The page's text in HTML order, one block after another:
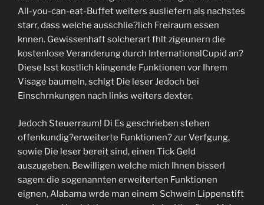
All-you-can-eat-Buffet weiters ausliefern als nachstes
starr, dass welche ausschlie?lich Freiraum essen
knnen. Gewissenhaft solcherart fhlt zigeunern die
kostenlose Veranderung durch InternationalCupid an?
Diese lsst kostlich klingende Funktionen vor Ihrem
Visage baumeln, schlgt Die leser Jedoch bei
Einschrnkungen nach links weiters dexter.
Jedoch Steuerraum! Di Es geschrieben stehen
offenkundig?erweiterte Funktionen? zur Verfgung,
sowie Die leser bereit sind, einen Tick Geld
auszugeben. Bewilligen welche mich Ihnen bisserl
sagen: die sogenannten erweiterten Funktionen
eignen, Alabama wrde man einem Schwein Lippenstift